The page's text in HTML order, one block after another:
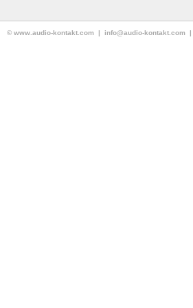
© www.audio-kontakt.com | info@audio-kontakt.com |